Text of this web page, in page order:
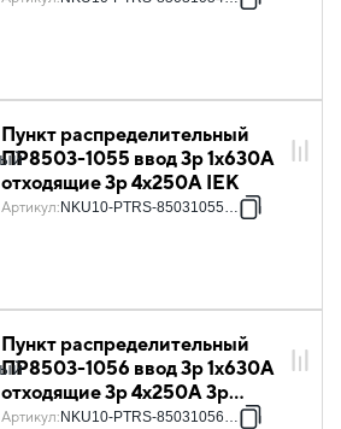
Пункт распределительный
ПР8503-1055 ввод 3p 1х630А
отходящие 3p 4х250А IEK
Артикул: NKU10-PTRS-85031055-01
Пункт распределительный
ПР8503-1056 ввод 3p 1х630А
отходящие 3p 4х250А 3p
2х100А IEK
Артикул: NKU10-PTRS-85031056-01